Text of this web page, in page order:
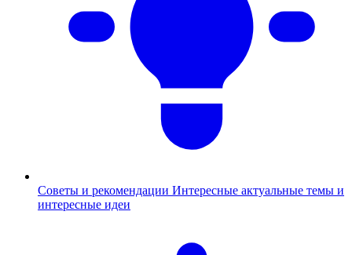
Советы и рекомендации Интересные актуальные темы и
интересные идеи